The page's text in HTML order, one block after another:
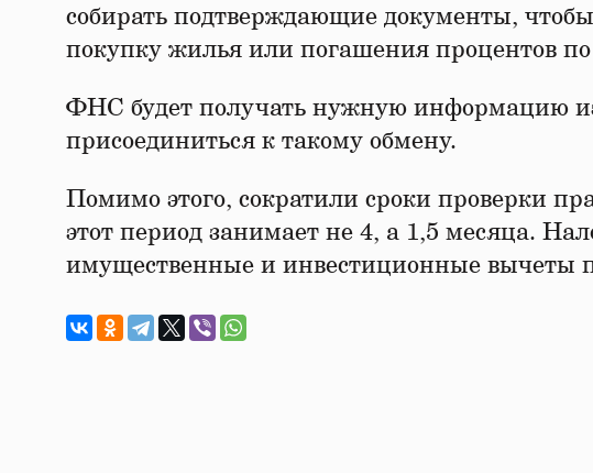
собирать подтверждающие документы,
покупку жилья или погашения процентов по
ФНС будет получать нужную информацию из
присоединиться к такому обмену.
Помимо этого, сократили сроки проверки
этот период занимает не 4, а 1,5 месяца.
имущественные и инвестиционные